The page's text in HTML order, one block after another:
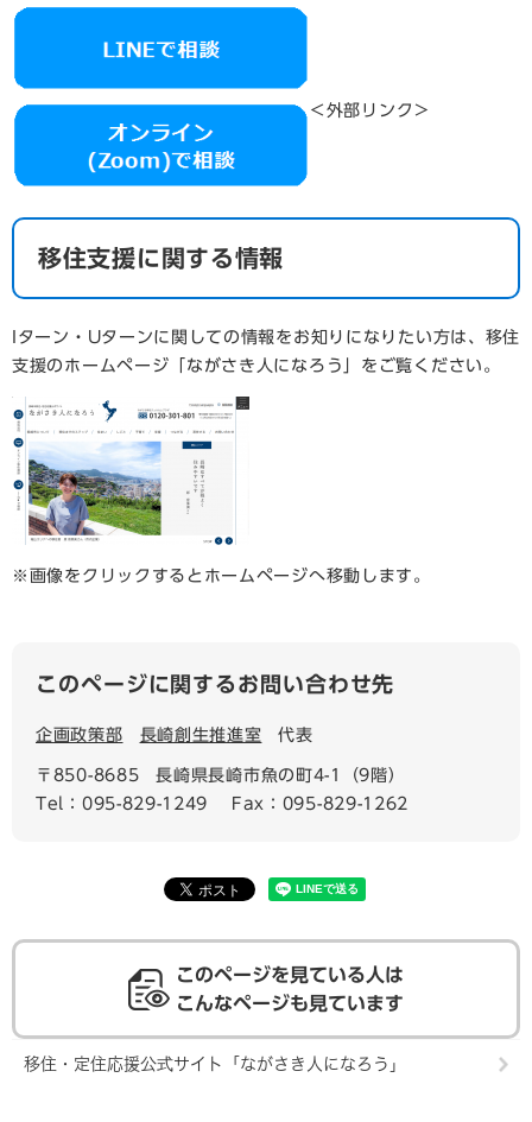
＜外部リンク＞
移住支援に関する情報
Iターン・Uターンに関しての情報をお知りになりたい方は、移住
支援のホームページ「ながさき人になろう」をご覧ください。
※画像をクリックするとホームページへ移動します。
このページに関するお問い合わせ先
企画政策部 長崎創生推進室 代表
〒850-8685
長崎県長崎市魚の町4-1（9階）
Tel：095-829-1249
Fax：095-829-1262
このページを見ている人は
こんなページも見ています
移住・定住応援公式サイト「ながさき人になろう」